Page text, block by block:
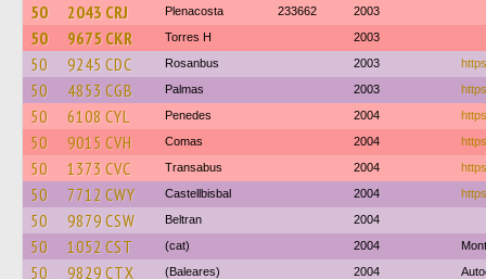
50 2043 CRJ Plenacosta 233662 2003
50 9675 CKR Torres H 2003
50 9245 CDC Rosanbus 2003
50 4853 CGB Palmas 2003
50 6108 CYL Penedes 2004
50 9015 CVH Comas 2004
50 1373 CVC Transabus 2004
50 7712 CWY Castellbisbal 2004
50 9879 CSW Beltran 2004
50 1052 CST (cat) 2004
50 9829 CTX (Baleares) 2004